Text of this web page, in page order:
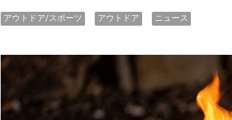
アウトドア/スポーツ アウトドア ニュース